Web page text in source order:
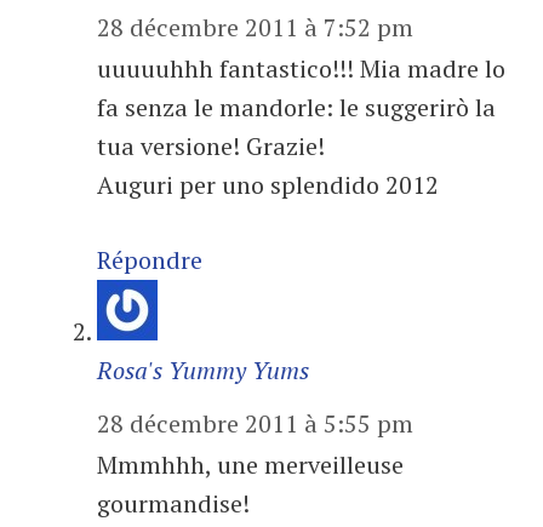
28 décembre 2011 à 7:52 pm
uuuuuhhh fantastico!!! Mia madre lo
fa senza le mandorle: le suggerirò la
tua versione! Grazie!
Auguri per uno splendido 2012
Répondre
Rosa's Yummy Yums
28 décembre 2011 à 5:55 pm
Mmmhhh, une merveilleuse
gourmandise!